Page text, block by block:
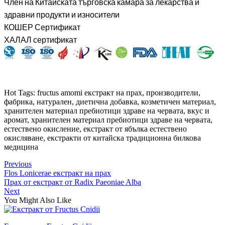
здравни продукти и износители
КОШЕР Сертификат
ХАЛАЛ сертификат
Hot Tags: fructus amomi екстракт на прах, производители,
фабрика, натурален, диетична добавка, козметичен материал,
хранителен материал пребиотици здраве на червата, вкус и
аромат, хранителен материал пребиотици здраве на червата,
естествено окисление, екстракт от ябълка естествено
окисляване, екстракти от китайска традиционна билкова
медицина
Previous
Flos Lonicerae екстракт на прах
Прах от екстракт от Radix Paeoniae Alba
Next
You Might Also Like